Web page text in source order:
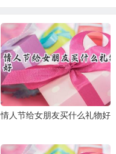
情人节给女朋友买什么礼物好